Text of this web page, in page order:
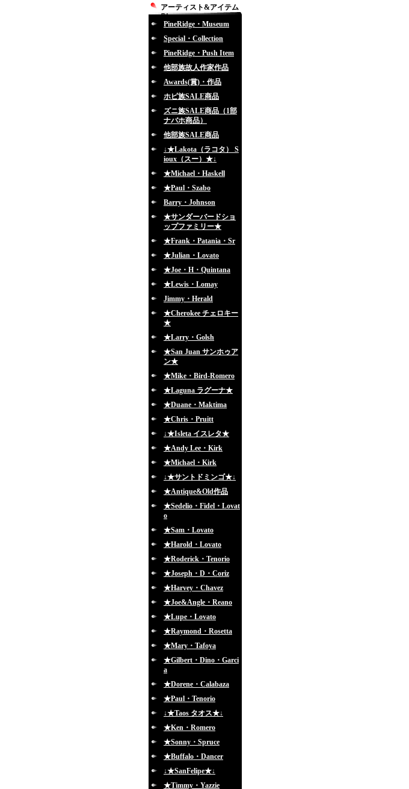
アーティスト&アイテム
別
PineRidge・Museum
Special・Collection
PineRidge・Push Item
他部族故人作家作品
Awards(賞)・作品
ホピ族SALE商品
ズニ族SALE商品（1部
ナバホ商品）
他部族SALE商品
↓★Lakota（ラコタ） S
ioux（スー）★↓
★Michael・Haskell
★Paul・Szabo
Barry・Johnson
★サンダーバードショ
ップファミリー★
★Frank・Patania・Sr
★Julian・Lovato
★Joe・H・Quintana
★Lewis・Lomay
Jimmy・Herald
★Cherokee チェロキー
★
★Larry・Golsh
★San Juan サンホゥア
ン★
★Mike・Bird-Romero
★Laguna ラグーナ★
★Duane・Maktima
★Chris・Pruitt
↓★Isleta イスレタ★
★Andy Lee・Kirk
★Michael・Kirk
↓★サントドミンゴ★↓
★Antique&Old作品
★Sedelio・Fidel・Lovat
o
★Sam・Lovato
★Harold・Lovato
★Roderick・Tenorio
★Joseph・D・Coriz
★Harvey・Chavez
★Joe&Angle・Reano
★Lupe・Lovato
★Raymond・Rosetta
★Mary・Tafoya
★Gilbert・Dino・Garci
a
★Dorene・Calabaza
★Paul・Tenorio
↓★Taos タオス★↓
★Ken・Romero
★Sonny・Spruce
★Buffalo・Dancer
↓★SanFelipe★↓
★Timmy・Yazzie